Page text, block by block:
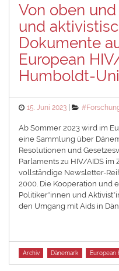
Von oben
und
Dokumente
European
Humboldt-
Posted
15. Juni 2023 Categories
Ab Sommer 2023 wird im
eine Sammlung über
Resolutionen und
Parlaments zu HIV/AIDS im
vollständige Newsletter-
2000. Die Kooperation und
Politiker*innen und
den Umgang mit Aids in
Tags
Archiv Dänemark European